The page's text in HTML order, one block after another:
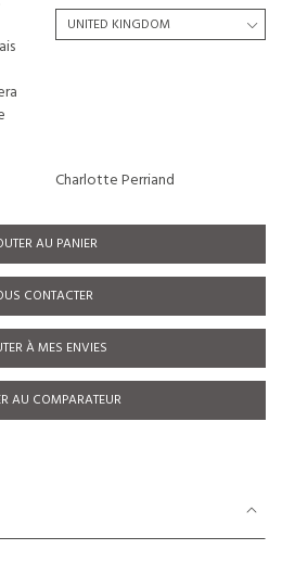
Charlotte Perriand
AU PANIER
CONTACTER
À MES ENVIES
AU COMPARATEUR